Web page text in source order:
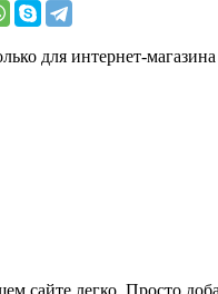
для интернет-
сайте легко. Просто